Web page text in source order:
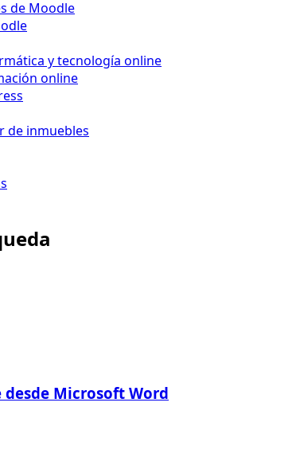
de Moodle
y tecnología online
online
de inmuebles
Microsoft Word